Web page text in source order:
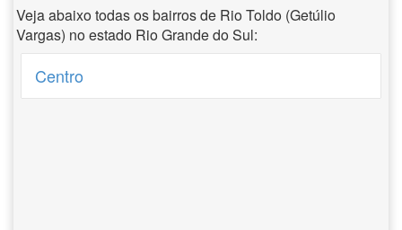
Veja abaixo todas os bairros de Rio Toldo (Getúlio
Vargas) no estado Rio Grande do Sul:
Centro